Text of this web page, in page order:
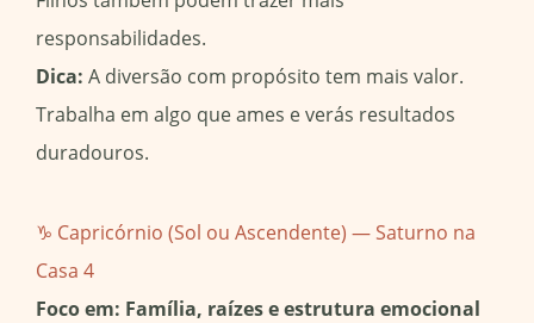
responsabilidades.
Dica: A diversão com propósito tem mais valor.
Trabalha em algo que ames e verás resultados
duradouros.
♑ Capricórnio (Sol ou Ascendente) — Saturno na
Casa 4
Foco em: Família, raízes e estrutura emocional